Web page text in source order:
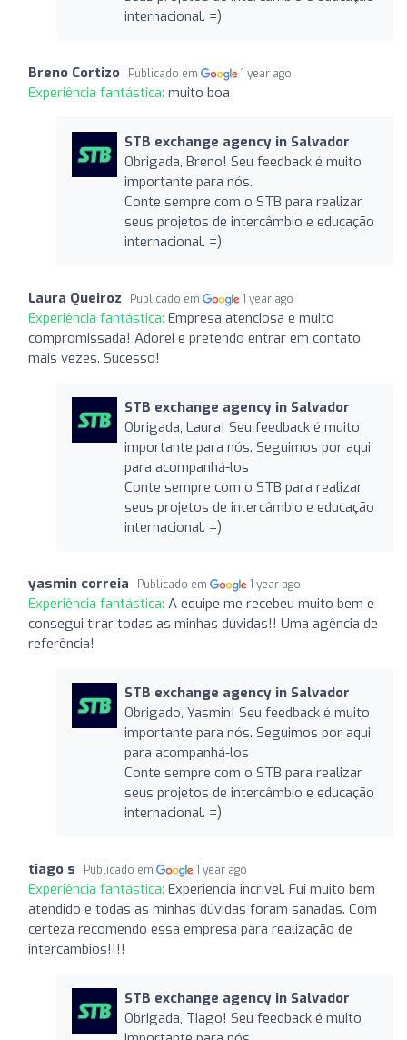
internacional. =)
Breno Cortizo Publicado em 1 year ago
Experiência fantástica: muito boa
STB exchange agency in Salvador
Obrigada, Breno! Seu feedback é muito
importante para nós.
Conte sempre com o STB para realizar
seus projetos de intercâmbio e educação
internacional. =)
Laura Queiroz Publicado em 1 year ago
Experiência fantástica: Empresa atenciosa e muito
compromissada! Adorei e pretendo entrar em contato
mais vezes. Sucesso!
STB exchange agency in Salvador
Obrigada, Laura! Seu feedback é muito
importante para nós. Seguimos por aqui
para acompanhá-los
Conte sempre com o STB para realizar
seus projetos de intercâmbio e educação
internacional. =)
yasmin correia Publicado em 1 year ago
Experiência fantástica: A equipe me recebeu muito bem e
consegui tirar todas as minhas dúvidas!! Uma agência de
referência!
STB exchange agency in Salvador
Obrigado, Yasmin! Seu feedback é muito
importante para nós. Seguimos por aqui
para acompanhá-los
Conte sempre com o STB para realizar
seus projetos de intercâmbio e educação
internacional. =)
tiago s Publicado em 1 year ago
Experiência fantástica: Experiencia incrivel. Fui muito bem
atendido e todas as minhas dúvidas foram sanadas. Com
certeza recomendo essa empresa para realização de
intercambios!!!!
STB exchange agency in Salvador
Obrigada, Tiago! Seu feedback é muito